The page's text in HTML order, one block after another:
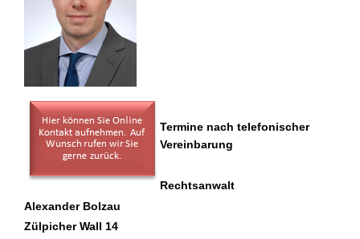
Termine nach telefonischer
Vereinbarung
Rechtsanwalt
Alexander Bolzau
Zülpicher Wall 14